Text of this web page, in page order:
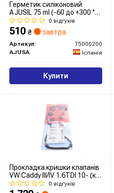
Герметик силіконовий
AJUSIL 75 ml (-60 до +300 °С)
(75000200) Ajusa
0 відгуків
510 ₴ завтра
Артикул:
75000200
AJUSA
Іспанія
Купити
Прокладка кришки клапанів
VW Caddy III/IV 1.6TDI 10- (к-
кт)
0 відгуків